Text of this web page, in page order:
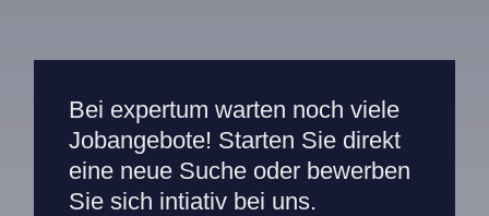
Bei expertum warten noch viele
Jobangebote! Starten Sie direkt
eine neue Suche oder bewerben
Sie sich intiativ bei uns.